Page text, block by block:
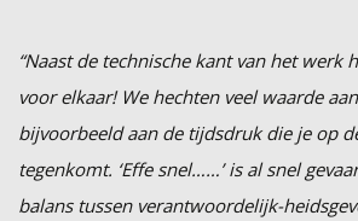
“Naast de technische kant van het werk
voor elkaar! We hechten veel waarde
bijvoorbeeld aan de tijdsdruk die je op
tegenkomt. ‘Effe snel……’ is al snel
balans tussen verantwoordelijk-